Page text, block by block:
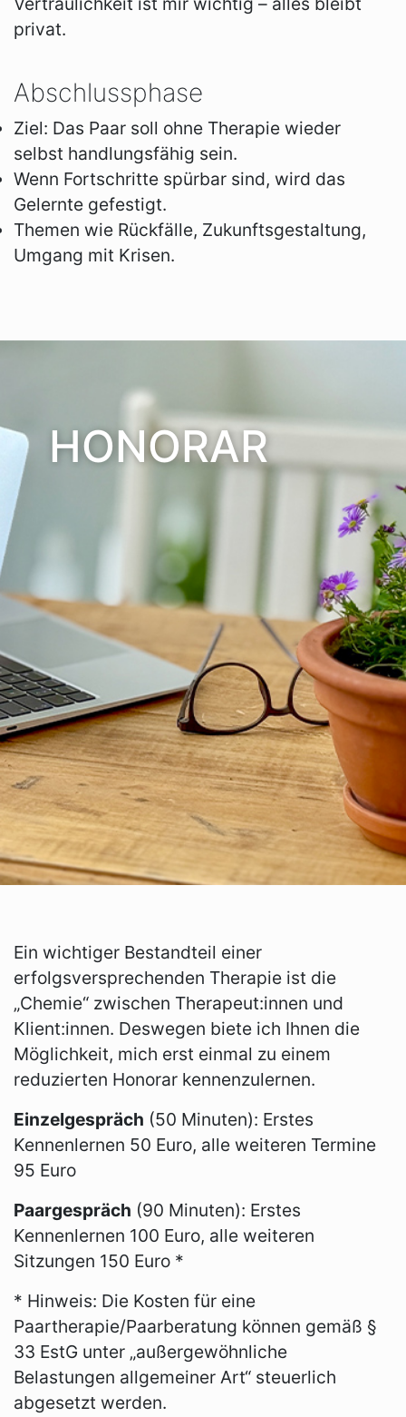
privat.
Abschlussphase
Ziel: Das Paar soll ohne Therapie wieder
selbst handlungsfähig sein.
Wenn Fortschritte spürbar sind, wird das
Gelernte gefestigt.
Themen wie Rückfälle, Zukunftsgestaltung,
Umgang mit Krisen.
HONORAR
Ein wichtiger Bestandteil einer
erfolgsversprechenden Therapie ist die
„Chemie“ zwischen Therapeut:innen und
Klient:innen. Deswegen biete ich Ihnen die
Möglichkeit, mich erst einmal zu einem
reduzierten Honorar kennenzulernen.
Einzelgespräch (50 Minuten): Erstes
Kennenlernen 50 Euro, alle weiteren Termine
95 Euro
Paargespräch (90 Minuten): Erstes
Kennenlernen 100 Euro, alle weiteren
Sitzungen 150 Euro *
* Hinweis: Die Kosten für eine
Paartherapie/Paarberatung können gemäß §
33 EstG unter „außergewöhnliche
Belastungen allgemeiner Art“ steuerlich
abgesetzt werden.